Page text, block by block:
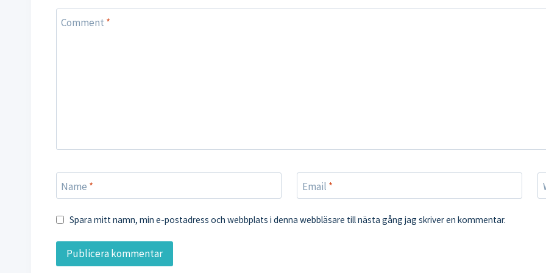
Comment *
Name * Email *
Spara mitt namn, min e-postadress och webbplats i denna webbläsare till nästa gång jag skriver en kommentar.